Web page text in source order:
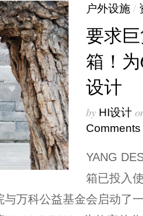
户外设施 /
要求
箱！
设计
by HI设计
Comments
YANG
箱已投入
万科公益基金会启动了